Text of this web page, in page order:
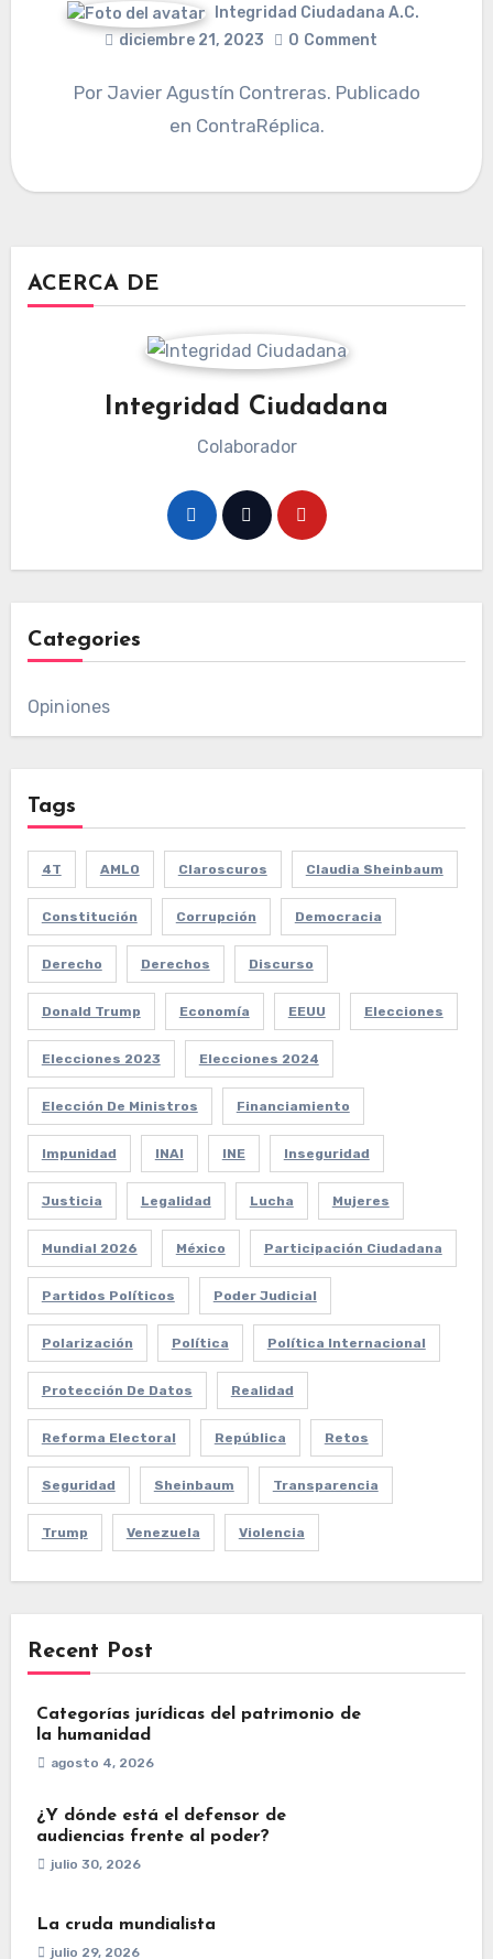
Integridad Ciudadana A.C.
diciembre 21, 2023
0 Comment
Por Javier Agustín Contreras. Publicado
en ContraRéplica.
ACERCA DE
Integridad Ciudadana
Colaborador
Categories
Opiniones
Tags
4T AMLO Claroscuros Claudia Sheinbaum
Constitución Corrupción Democracia
Derecho Derechos Discurso
Donald Trump Economía EEUU Elecciones
Elecciones 2023 Elecciones 2024
Elección De Ministros Financiamiento
Impunidad INAI INE Inseguridad
Justicia Legalidad Lucha Mujeres
Mundial 2026 México Participación Ciudadana
Partidos Políticos Poder Judicial
Polarización Política Política Internacional
Protección De Datos Realidad
Reforma Electoral República Retos
Seguridad Sheinbaum Transparencia
Trump Venezuela Violencia
Recent Post
Categorías jurídicas del patrimonio de
la humanidad
agosto 4, 2026
¿Y dónde está el defensor de
audiencias frente al poder?
julio 30, 2026
La cruda mundialista
julio 29, 2026